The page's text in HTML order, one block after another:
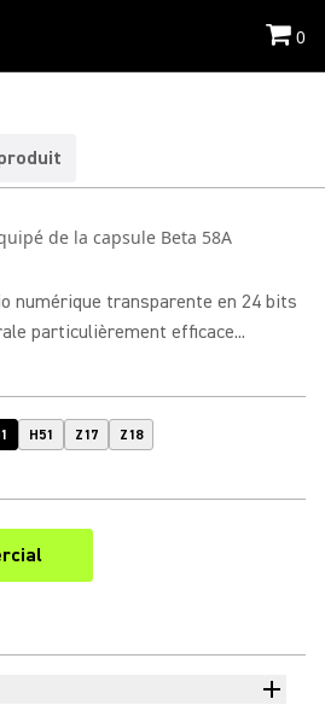
0
de la capsule Beta 58A
numérique transparente en 24 bits
particulièrement efficace...
H51 Z17 Z18